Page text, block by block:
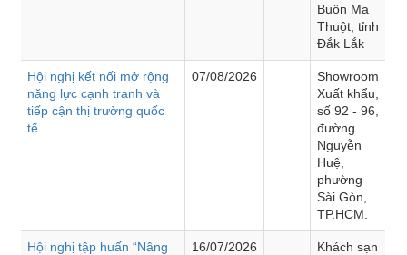
Buôn Ma
Thuột, tỉnh
Đắk Lắk
Hội nghị kết nối mở rộng
năng lực cạnh tranh và
tiếp cận thị trường quốc
tế
07/08/2026
Showroom
Xuất khẩu,
số 92 - 96,
đường
Nguyễn
Huệ,
phường
Sài Gòn,
TP.HCM.
Hội nghị tập huấn “Nâng
16/07/2026
Khách sạn